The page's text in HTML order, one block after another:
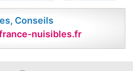
Conseils
nuisibles.fr